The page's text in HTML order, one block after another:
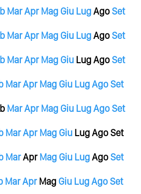
MarApr Mag Giu LugAgoSet
MarApr Mag Giu LugAgoSet
MarApr Mag Giu LugAgoSet
MarApr Mag Giu LugAgoSet
MarApr Mag Giu LugAgoSet
MarApr Mag Giu LugAgoSet
MarApr Mag Giu LugAgoSet
MarApr Mag Giu LugAgoSet